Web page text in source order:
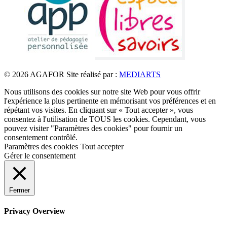
© 2026 AGAFOR Site réalisé par : MEDIARTS
Nous utilisons des cookies sur notre site Web pour vous offrir
l'expérience la plus pertinente en mémorisant vos préférences et en
répétant vos visites. En cliquant sur « Tout accepter », vous
consentez à l'utilisation de TOUS les cookies. Cependant, vous
pouvez visiter "Paramètres des cookies" pour fournir un
consentement contrôlé.
Paramètres des cookies Tout accepter
Gérer le consentement
Fermer
Privacy Overview